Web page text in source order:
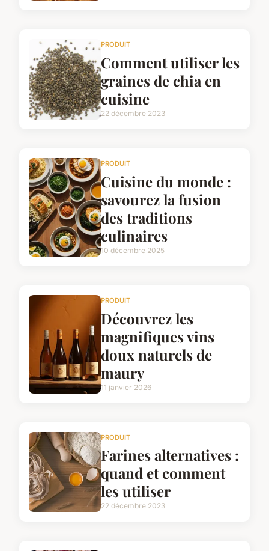
PRODUIT
Comment utiliser les
graines de chia en
cuisine
22 décembre 2023
PRODUIT
Cuisine du monde :
savourez la fusion
des traditions
culinaires
10 décembre 2025
PRODUIT
Découvrez les
magnifiques vins
doux naturels de
maury
11 janvier 2026
PRODUIT
Farines alternatives :
quand et comment
les utiliser
22 décembre 2023